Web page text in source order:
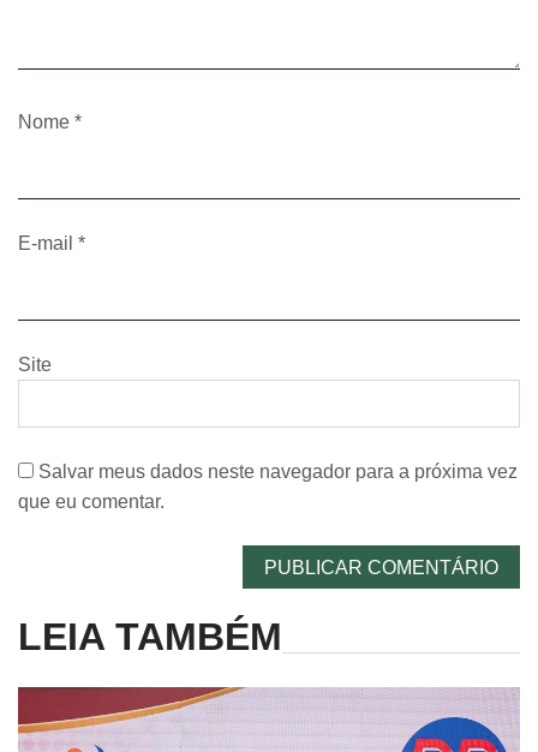
Nome *
E-mail *
Site
Salvar meus dados neste navegador para a próxima vez
que eu comentar.
LEIA TAMBÉM